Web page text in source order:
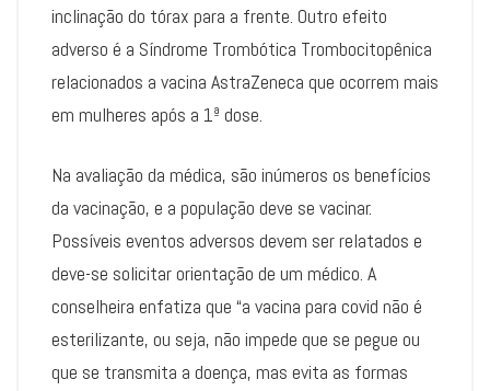
inclinação do tórax para a frente. Outro efeito
adverso é a Síndrome Trombótica Trombocitopênica
relacionados a vacina AstraZeneca que ocorrem mais
em mulheres após a 1ª dose.
Na avaliação da médica, são inúmeros os benefícios
da vacinação, e a população deve se vacinar.
Possíveis eventos adversos devem ser relatados e
deve-se solicitar orientação de um médico. A
conselheira enfatiza que “a vacina para covid não é
esterilizante, ou seja, não impede que se pegue ou
que se transmita a doença, mas evita as formas